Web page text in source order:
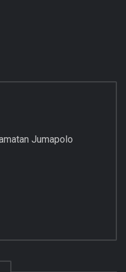
Jumapolo